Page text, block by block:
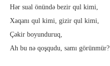
Hər sual önündə bezir qul kimi,
Xaqanı qul kimi, gizir qul kimi,
Çəkir boyunduruq,
Ah bu nə qoşqudu, samı görünmür?